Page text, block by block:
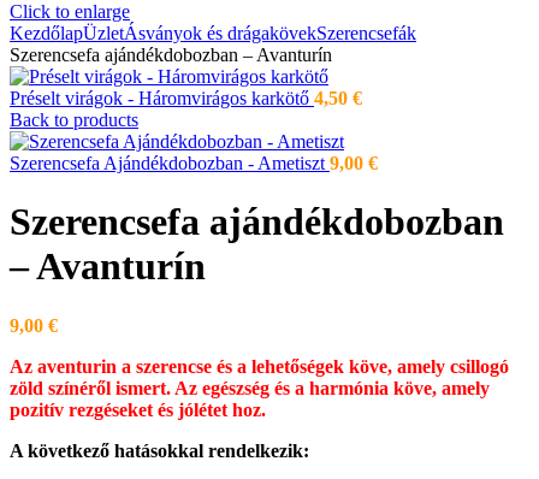
Click to enlarge
KezdőlapÜzletÁsványok és drágakövekSzerencsefák
Szerencsefa ajándékdobozban – Avanturín
Préselt virágok - Háromvirágos karkötő 4,50 €
Back to products
Szerencsefa Ajándékdobozban - Ametiszt 9,00 €
Szerencsefa ajándékdobozban
– Avanturín
9,00 €
Az aventurin a szerencse és a lehetőségek köve, amely csillogó
zöld színéről ismert. Az egészség és a harmónia köve, amely
pozitív rezgéseket és jólétet hoz.
A következő hatásokkal rendelkezik: